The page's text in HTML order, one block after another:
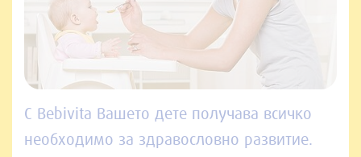
С Bebivita Вашето дете получава всичко
необходимо за здравословно развитие.